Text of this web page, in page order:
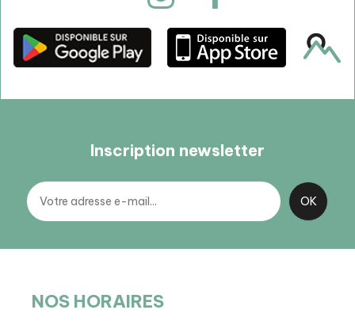
Inscription newsletter
NOS HORAIRES